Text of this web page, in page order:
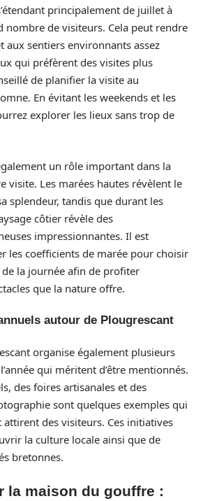
principalement de juillet à
nombre de visiteurs. Cela peut rendre
aux sentiers environnants assez
qui préfèrent des visites plus
de planifier la visite au
En évitant les weekends et les
explorer les lieux sans trop de
un rôle important dans la
visite. Les marées hautes révèlent le
splendeur, tandis que durant les
côtier révèle des
impressionnantes. Il est
les coefficients de marée pour choisir
la journée afin de profiter
que la nature offre.
autour de Plougrescant
organise également plusieurs
qui méritent d’être mentionnés.
des foires artisanales et des
sont quelques exemples qui
des visiteurs. Ces initiatives
la culture locale ainsi que de
bretonnes.
la maison du gouffre :